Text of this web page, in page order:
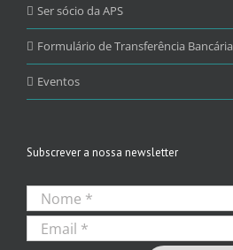
Ser sócio da APS
Formulário de Transferência Bancária
Eventos
Subscrever a nossa newsletter